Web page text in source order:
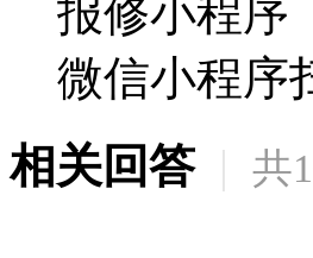
报修小程序
微信小程序
相关回答 | 共1